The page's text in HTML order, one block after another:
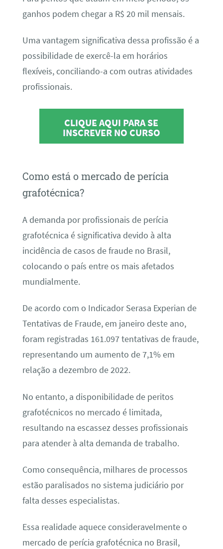
ganhos podem chegar a R$ 20 mil mensais.
Uma vantagem significativa dessa profissão é a
possibilidade de exercê-la em horários
flexíveis, conciliando-a com outras atividades
profissionais.
CLIQUE AQUI PARA SE
INSCREVER NO CURSO
Como está o mercado de perícia
grafotécnica?
A demanda por profissionais de perícia
grafotécnica é significativa devido à alta
incidência de casos de fraude no Brasil,
colocando o país entre os mais afetados
mundialmente.
De acordo com o Indicador Serasa Experian de
Tentativas de Fraude, em janeiro deste ano,
foram registradas 161.097 tentativas de fraude,
representando um aumento de 7,1% em
relação a dezembro de 2022.
No entanto, a disponibilidade de peritos
grafotécnicos no mercado é limitada,
resultando na escassez desses profissionais
para atender à alta demanda de trabalho.
Como consequência, milhares de processos
estão paralisados no sistema judiciário por
falta desses especialistas.
Essa realidade aquece consideravelmente o
mercado de perícia grafotécnica no Brasil,